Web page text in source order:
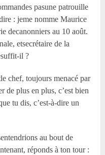
pasune patrouille
: jeme nomme Maurice
decanonniers au 10 août.
etsecrétaire de la
il ?
chef, toujours menacé par
de plus en plus, c’est bien
tu dis, c’est-à-dire un
au bout de
réponds à ton tour :